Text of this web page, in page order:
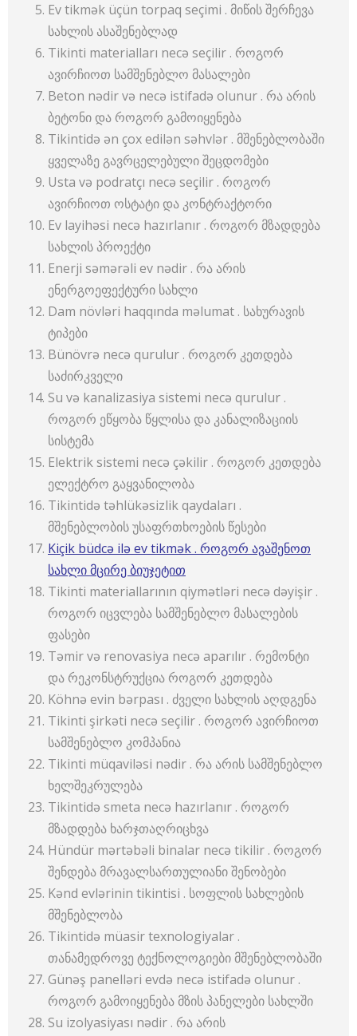
Ev tikmək üçün torpaq seçimi . მიწის შერჩევა
სახლის ასაშენებლად
Tikinti materialları necə seçilir . როგორ
ავირჩიოთ სამშენებლო მასალები
Beton nədir və necə istifadə olunur . რა არის
ბეტონი და როგორ გამოიყენება
Tikintidə ən çox edilən səhvlər . მშენებლობაში
ყველაზე გავრცელებული შეცდომები
Usta və podratçı necə seçilir . როგორ
ავირჩიოთ ოსტატი და კონტრაქტორი
Ev layihəsi necə hazırlanır . როგორ მზადდება
სახლის პროექტი
Enerji səmərəli ev nədir . რა არის
ენერგოეფექტური სახლი
Dam növləri haqqında məlumat . სახურავის
ტიპები
Bünövrə necə qurulur . როგორ კეთდება
საძირკველი
Su və kanalizasiya sistemi necə qurulur .
როგორ ეწყობა წყლისა და კანალიზაციის
სისტემა
Elektrik sistemi necə çəkilir . როგორ კეთდება
ელექტრო გაყვანილობა
Tikintidə təhlükəsizlik qaydaları .
მშენებლობის უსაფრთხოების წესები
Kiçik büdcə ilə ev tikmək . როგორ ავაშენოთ
სახლი მცირე ბიუჯეტით
Tikinti materiallarının qiymətləri necə dəyişir .
როგორ იცვლება სამშენებლო მასალების
ფასები
Təmir və renovasiya necə aparılır . რემონტი
და რეკონსტრუქცია როგორ კეთდება
Köhnə evin bərpası . ძველი სახლის აღდგენა
Tikinti şirkəti necə seçilir . როგორ ავირჩიოთ
სამშენებლო კომპანია
Tikinti müqaviləsi nədir . რა არის სამშენებლო
ხელშეკრულება
Tikintidə smeta necə hazırlanır . როგორ
მზადდება ხარჯთაღრიცხვა
Hündür mərtəbəli binalar necə tikilir . როგორ
შენდება მრავალსართულიანი შენობები
Kənd evlərinin tikintisi . სოფლის სახლების
მშენებლობა
Tikintidə müasir texnologiyalar .
თანამედროვე ტექნოლოგიები მშენებლობაში
Günəş panelləri evdə necə istifadə olunur .
როგორ გამოიყენება მზის პანელები სახლში
Su izolyasiyası nədir . რა არის